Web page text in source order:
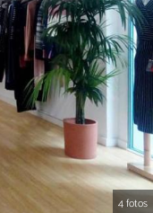
4 fotos